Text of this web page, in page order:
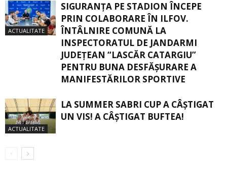
ACTUALITATE
SIGURANŢA PE STADION ÎNCEPE
PRIN COLABORARE ÎN ILFOV.
ÎNTÂLNIRE COMUNĂ LA
INSPECTORATUL DE JANDARMI
JUDEȚEAN “LASCĂR CATARGIU”
PENTRU BUNA DESFĂȘURARE A
MANIFESTĂRILOR SPORTIVE
ACTUALITATE
LA SUMMER SABRI CUP A CÂȘTIGAT
UN VIS! A CÂȘTIGAT BUFTEA!